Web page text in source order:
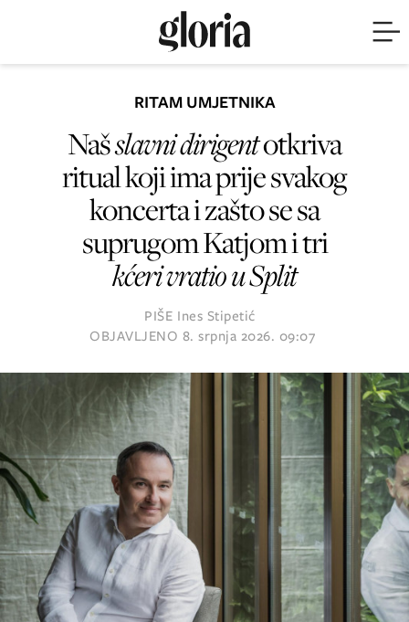
RITAM UMJETNIKA
Našslavni dirigentotkriva
ritual koji ima prije svakog
koncerta i zašto se sa
suprugom Katjom i tri
kćeri vratio u Split
PIŠE Ines Stipetić
OBJAVLJENO 8. srpnja 2026. 09:07